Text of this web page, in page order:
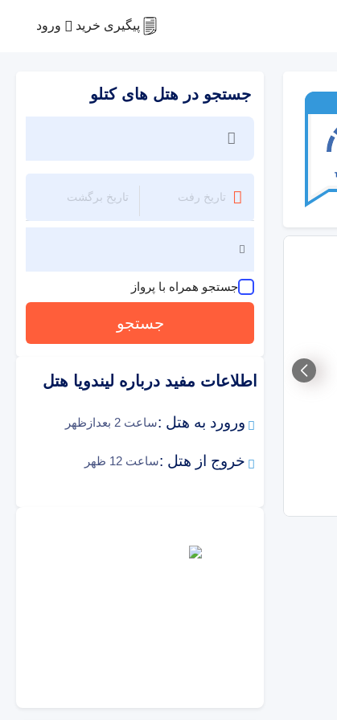
پیگیری خرید ورود
جستجو در هتل های کتلو
جستجو همراه با پرواز
جستجو
اطلاعات مفید درباره لیندویا هتل
ورورد به هتل :ساعت 2 بعدازظهر
خروج از هتل :ساعت 12 ظهر